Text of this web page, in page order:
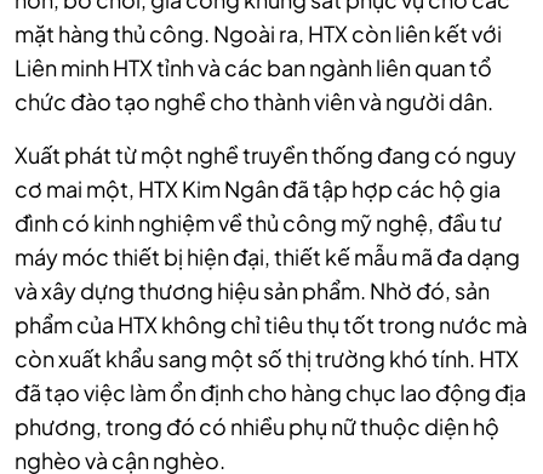
mặt hàng thủ công. Ngoài ra, HTX còn liên kết với
Liên minh HTX tỉnh và các ban ngành liên quan tổ
chức đào tạo nghề cho thành viên và người dân.
Xuất phát từ một nghề truyền thống đang có nguy
cơ mai một, HTX Kim Ngân đã tập hợp các hộ gia
đình có kinh nghiệm về thủ công mỹ nghệ, đầu tư
máy móc thiết bị hiện đại, thiết kế mẫu mã đa dạng
và xây dựng thương hiệu sản phẩm. Nhờ đó, sản
phẩm của HTX không chỉ tiêu thụ tốt trong nước mà
còn xuất khẩu sang một số thị trường khó tính. HTX
đã tạo việc làm ổn định cho hàng chục lao động địa
phương, trong đó có nhiều phụ nữ thuộc diện hộ
nghèo và cận nghèo.